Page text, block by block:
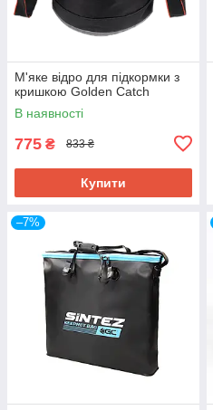
М'яке відро для підкормки з
кришкою Golden Catch
В наявності
775 ₴ 833 ₴
Купити
–7%